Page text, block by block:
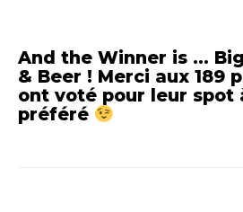
And the Winner is …
& Beer ! Merci aux 189
ont voté pour leur spot
préféré